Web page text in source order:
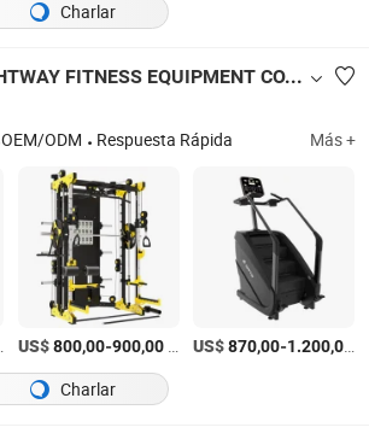
Charlar
SHANDONG BRIGHTWAY FITNESS EQUIPMENT CO., LTD.
OEM/ODM Respuesta Rápida Más +
/Pieza
US$800,00-900,00/Pieza US$870,00-1.200,00 /
Charlar